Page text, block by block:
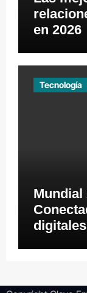
en 2026
Tecnología
Mundial